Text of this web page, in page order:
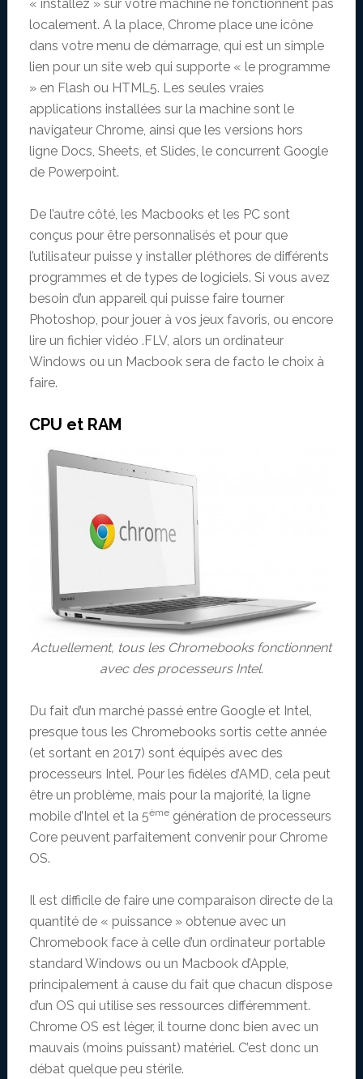
« installez » sur votre machine ne fonctionnent pas
localement. A la place, Chrome place une icône
dans votre menu de démarrage, qui est un simple
lien pour un site web qui supporte « le programme
» en Flash ou HTML5. Les seules vraies
applications installées sur la machine sont le
navigateur Chrome, ainsi que les versions hors
ligne Docs, Sheets, et Slides, le concurrent Google
de Powerpoint.
De l’autre côté, les Macbooks et les PC sont
conçus pour être personnalisés et pour que
l’utilisateur puisse y installer pléthores de différents
programmes et de types de logiciels. Si vous avez
besoin d’un appareil qui puisse faire tourner
Photoshop, pour jouer à vos jeux favoris, ou encore
lire un fichier vidéo .FLV, alors un ordinateur
Windows ou un Macbook sera de facto le choix à
faire.
CPU et RAM
Actuellement, tous les Chromebooks fonctionnent
avec des processeurs Intel.
Du fait d’un marché passé entre Google et Intel,
presque tous les Chromebooks sortis cette année
(et sortant en 2017) sont équipés avec des
processeurs Intel. Pour les fidèles d’AMD, cela peut
être un problème, mais pour la majorité, la ligne
mobile d’Intel et la 5èmegénération de processeurs
Core peuvent parfaitement convenir pour Chrome
OS.
Il est difficile de faire une comparaison directe de la
quantité de « puissance » obtenue avec un
Chromebook face à celle d’un ordinateur portable
standard Windows ou un Macbook d’Apple,
principalement à cause du fait que chacun dispose
d’un OS qui utilise ses ressources différemment.
Chrome OS est léger, il tourne donc bien avec un
mauvais (moins puissant) matériel. C’est donc un
débat quelque peu stérile.